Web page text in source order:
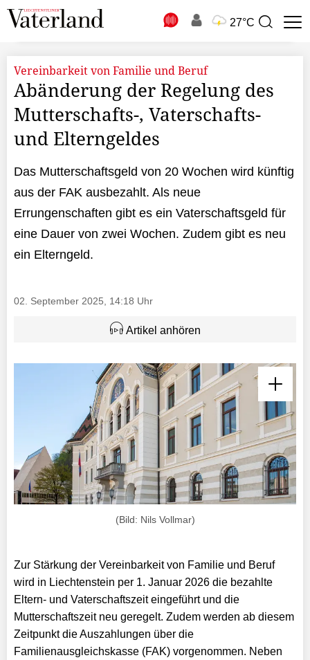
27°C
Suchbegriff
Vereinbarkeit von Familie und Beruf
Abänderung der Regelung des
Mutterschafts-, Vaterschafts-
und Elterngeldes
Das Mutterschaftsgeld von 20 Wochen wird künftig
aus der FAK ausbezahlt. Als neue
Errungenschaften gibt es ein Vaterschaftsgeld für
eine Dauer von zwei Wochen. Zudem gibt es neu
ein Elterngeld.
02. September 2025, 14:18 Uhr
Artikel anhören
(Bild: Nils Vollmar)
Zur Stärkung der Vereinbarkeit von Familie und Beruf
wird in Liechtenstein per 1. Januar 2026 die bezahlte
Eltern- und Vaterschaftszeiteingeführt und die
Mutterschaftszeit neu geregelt. Zudem werden ab diesem
Zeitpunkt die Auszahlungen über die
Familienausgleichskasse (FAK) vorgenommen. Neben